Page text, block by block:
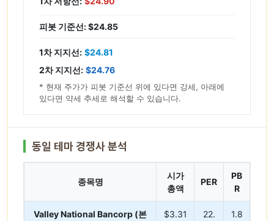
피봇 기준선: $24.85
1차 지지선: $24.81
2차 지지선: $24.76
* 현재 주가가 피봇 기준선 위에 있다면 강세, 아래에
있다면 약세 추세로 해석할 수 있습니다.
동일 테마 경쟁사 분석
종목명
시가
총액
PER
PB
R
Valley National Bancorp (본
$3.31
22.
1.8